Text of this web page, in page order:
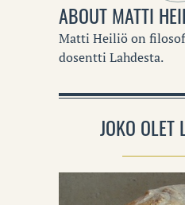
ABOUTMATTI
Matti Heiliö on
dosentti Lahdesta.
JOKO OLET